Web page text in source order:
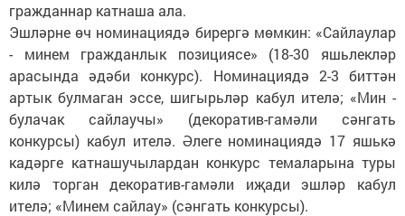
гражданнар катнаша ала.
Эшләрне өч номинациядә бирергә мөмкин: «Сайлаулар
- минем гражданлык позициясе» (18-30 яшьлекләр
арасында әдәби конкурс). Номинациядә 2-3 биттән
артык булмаган эссе, шигырьләр кабул ителә; «Мин -
булачак сайлаучы» (декоратив-гамәли сәнгать
конкурсы) кабул ителә. Әлеге номинациядә 17 яшькә
кадәрге катнашучылардан конкурс темаларына туры
килә торган декоратив-гамәли иҗади эшләр кабул
ителә; «Минем сайлау» (сәнгать конкурсы).